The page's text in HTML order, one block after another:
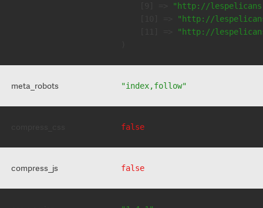
"http://
"http://
"http://
meta_robots "index,follow"
false
compress_js false